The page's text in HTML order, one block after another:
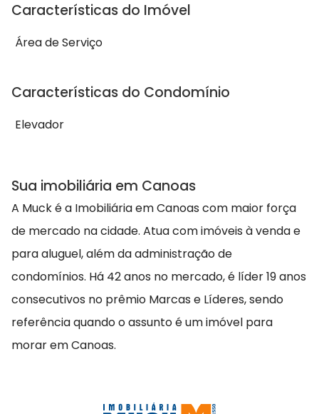
Características do Imóvel
Área de Serviço
Características do Condomínio
Elevador
Sua imobiliária em Canoas
A Muck é a Imobiliária em Canoas com maior força
de mercado na cidade. Atua com imóveis à venda e
para aluguel, além da administração de
condomínios. Há 42 anos no mercado, é líder 19 anos
consecutivos no prêmio Marcas e Líderes, sendo
referência quando o assunto é um imóvel para
morar em Canoas.